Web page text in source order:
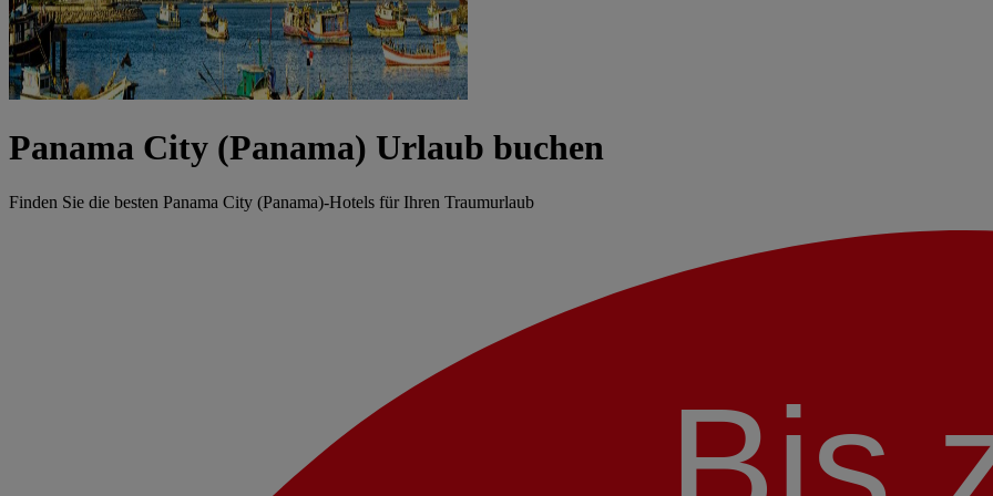
Panama City (Panama) Urlaub buchen
Finden Sie die besten Panama City (Panama)-Hotels für Ihren Traumurlaub